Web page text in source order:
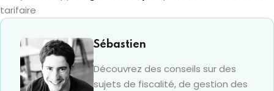
tarifaire
Sébastien
Découvrez des conseils sur des
sujets de fiscalité, de gestion des